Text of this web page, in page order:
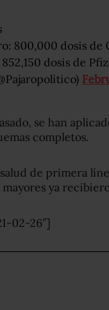
800,000 dosis
dosis de
se han
completos.
de primera
ya
02-26″]